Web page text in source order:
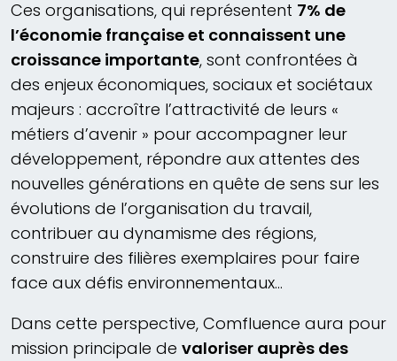
Ces organisations, qui représentent 7% de
l’économie française et connaissent une
croissance importante, sont confrontées à
des enjeux économiques, sociaux et sociétaux
majeurs : accroître l’attractivité de leurs «
métiers d’avenir » pour accompagner leur
développement, répondre aux attentes des
nouvelles générations en quête de sens sur les
évolutions de l’organisation du travail,
contribuer au dynamisme des régions,
construire des filières exemplaires pour faire
face aux défis environnementaux…
Dans cette perspective, Comfluence aura pour
mission principale de valoriser auprès des